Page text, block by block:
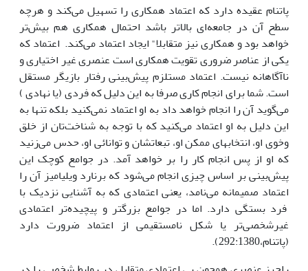
پاتنام عقیده دارد که اعتماد همکاری را تسهیل می‌کند و هرچه
سطح آن در جامعه‌ای بالاتر باشد احتمال همکاری هم بیش‌تر
خواهد بود و همکاری نیز متقابلا" ایجاد اعتماد می‌کند. اعتماد که
یکی از عناصر ضروری تقویت همکاری است عنصری غیر اختیاری و
ناآگاهانه نیست. اعتماد مستلزم پیش‌بینی رفتار بازیگر مستقل
است. شما برای انجام کاری صرفا به این دلیل که فردی (یا نهادی )
می‌گوید آن را انجام خواهد داد به او اعتماد نمی‌کنید بلکه تنها به
این دلیل به او اعتماد می‌کنید که با توجه به شناخت‌تان از خلق
وخوی او، انتخابهای ممکن او، تبعاتشان و توانائی او، حدس می‌زنید
که او از پس انجام کار را بر خواهد آمد. در جوامع کوچک این
پیش‌بینی بر اساس چیزی انجام می‌شود که برنارد ویلیامیز آن را
اعتماد صمیمانه می‌نامد، یعنی اعتمادی که به آشنایی نزدیک با
فرد بستگی دارد. اما در جوامع بزرگتر و پیچیده‌تر اعتمادی
غیرشخصی‌تر یا شکل نامستقیمی از اعتماد ضرورت دارد
(پاتنام،292:1380).